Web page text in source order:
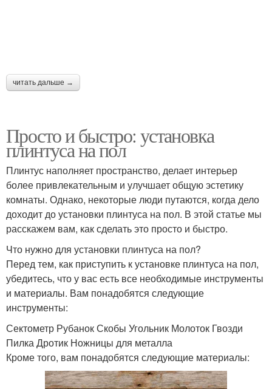
читать дальше →
Просто и быстро: установка
плинтуса на пол
Плинтус наполняет пространство, делает интерьер
более привлекательным и улучшает общую эстетику
комнаты. Однако, некоторые люди путаются, когда дело
доходит до установки плинтуса на пол. В этой статье мы
расскажем вам, как сделать это просто и быстро.
Что нужно для установки плинтуса на пол?
Перед тем, как приступить к установке плинтуса на пол,
убедитесь, что у вас есть все необходимые инструменты
и материалы. Вам понадобятся следующие
инструменты:
Сектометр Рубанок Скобы Угольник Молоток Гвозди
Пилка Дротик Ножницы для металла
Кроме того, вам понадобятся следующие материалы: